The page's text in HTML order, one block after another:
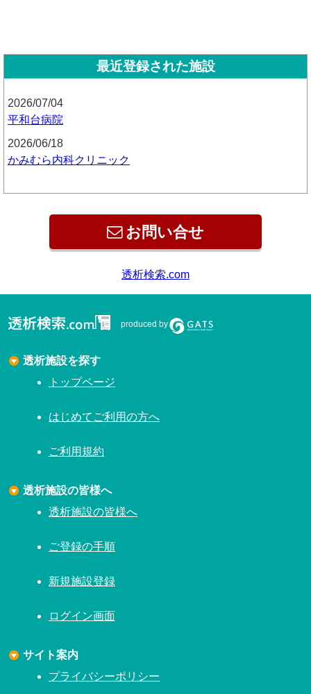
最近登録された施設
2026/07/04
平和台病院
2026/06/18
かみむら内科クリニック
お問い合せ
透析検索.com
produced by
透析施設を探す
トップページ
はじめてご利用の方へ
ご利用規約
透析施設の皆様へ
透析施設の皆様へ
ご登録の手順
新規施設登録
ログイン画面
サイト案内
プライバシーポリシー